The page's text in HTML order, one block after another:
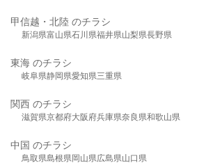
甲信越・北陸 のチラシ
新潟県富山県石川県福井県山梨県長野県
東海 のチラシ
岐阜県静岡県愛知県三重県
関西 のチラシ
滋賀県京都府大阪府兵庫県奈良県和歌山県
中国 のチラシ
鳥取県島根県岡山県広島県山口県